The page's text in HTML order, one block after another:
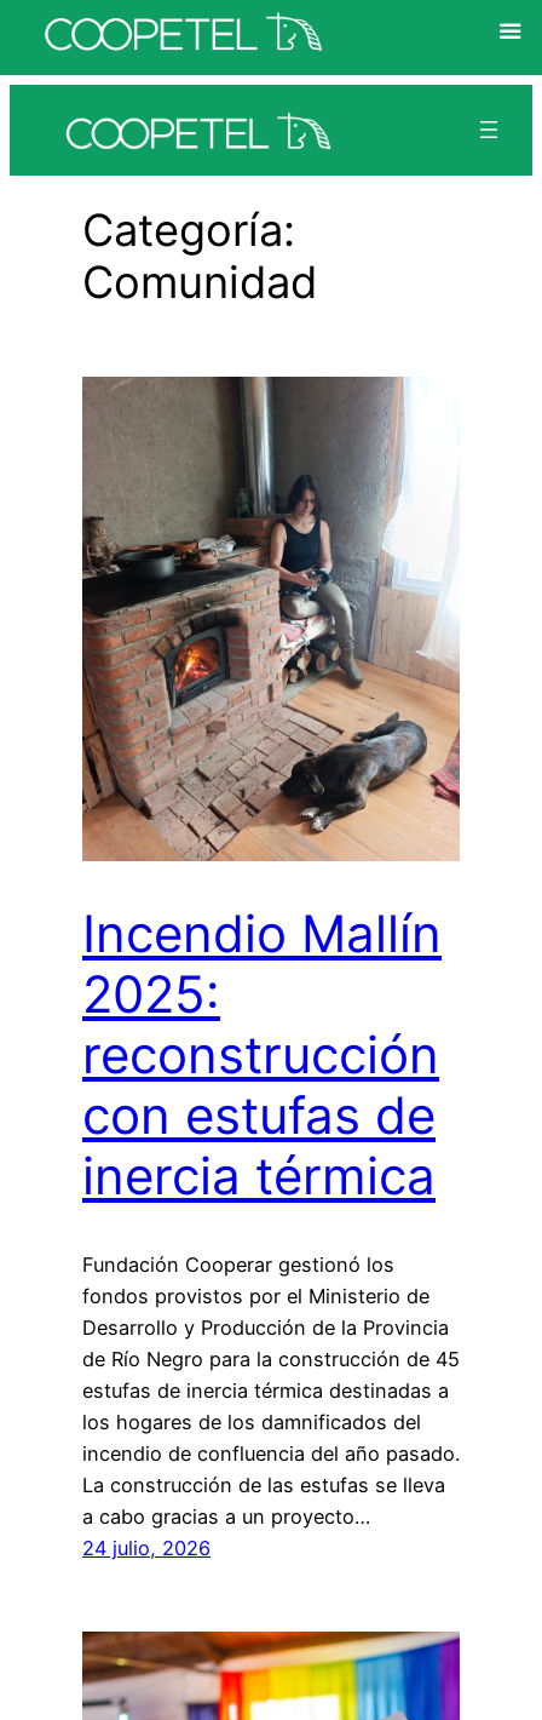
Categoría:
Comunidad
Incendio Mallín
2025:
reconstrucción
con estufas de
inercia térmica
Fundación Cooperar gestionó los
fondos provistos por el Ministerio de
Desarrollo y Producción de la Provincia
de Río Negro para la construcción de 45
estufas de inercia térmica destinadas a
los hogares de los damnificados del
incendio de confluencia del año pasado.
La construcción de las estufas se lleva
a cabo gracias a un proyecto…
24 julio, 2026